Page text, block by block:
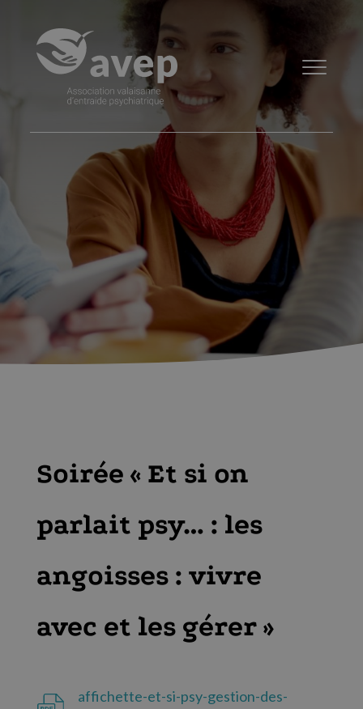
Soirée « Et si on
parlait psy… : les
angoisses : vivre
avec et les gérer »
affichette-et-si-psy-gestion-des-